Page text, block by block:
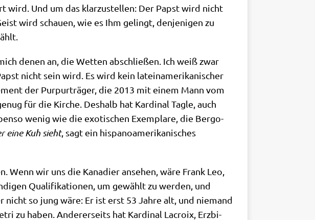
wird. Und um das klar­zu­stel­len: Der Papst wird nicht
wird schau­en, wie es Ihm gelingt, den­je­ni­gen zu
denen an, die Wet­ten abschlie­ßen. Ich weiß zwar
nicht sein wird. Es wird kein latein­ame­ri­ka­ni­scher
der Pur­pur­trä­ger, die 2013 mit einem Mann vom
für die Kir­che. Des­halb hat Kar­di­nal Tag­le, auch
wenig wie die exo­ti­schen Exem­pla­re, die Berg­o­
eine Kuh sieht, sagt ein his­pano­ame­ri­ka­ni­sches
wir uns die Kana­di­er anse­hen, wäre Frank Leo,
Qua­li­fi­ka­tio­nen, um gewählt zu wer­den, und
so jung wäre: Er ist erst 53 Jah­re alt, und nie­mand
zu haben. Ande­rer­seits hat Kar­di­nal Lacroix, Erz­bi­